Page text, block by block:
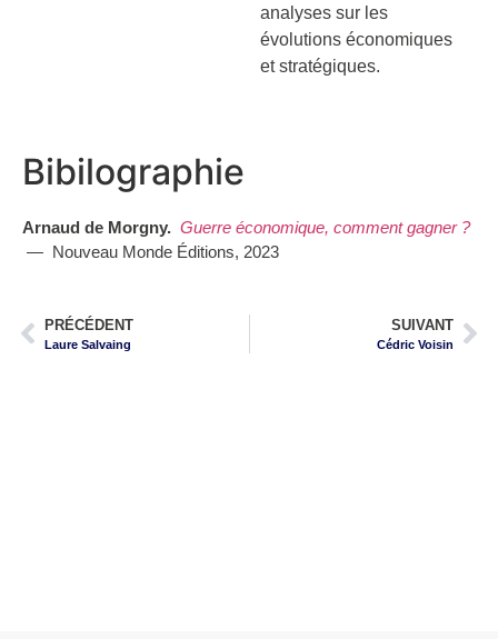
analyses sur les
évolutions économiques
et stratégiques.
Bibilographie
Arnaud de Morgny. Guerre économique, comment gagner ?
— Nouveau Monde Éditions, 2023
PRÉCÉDENT
Laure Salvaing
SUIVANT
Cédric Voisin